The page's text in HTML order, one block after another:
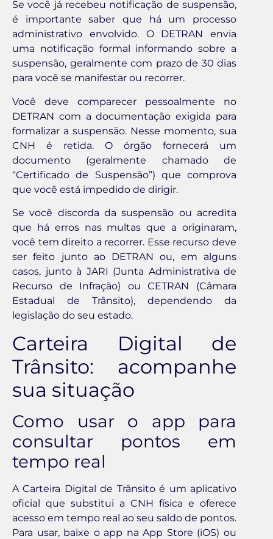
Se você já recebeu notificação de suspensão,
é importante saber que há um processo
administrativo envolvido. O DETRAN envia
uma notificação formal informando sobre a
suspensão, geralmente com prazo de 30 dias
para você se manifestar ou recorrer.
Você deve comparecer pessoalmente no
DETRAN com a documentação exigida para
formalizar a suspensão. Nesse momento, sua
CNH é retida. O órgão fornecerá um
documento (geralmente chamado de
“Certificado de Suspensão”) que comprova
que você está impedido de dirigir.
Se você discorda da suspensão ou acredita
que há erros nas multas que a originaram,
você tem direito a recorrer. Esse recurso deve
ser feito junto ao DETRAN ou, em alguns
casos, junto à JARI (Junta Administrativa de
Recurso de Infração) ou CETRAN (Câmara
Estadual de Trânsito), dependendo da
legislação do seu estado.
Carteira Digital de
Trânsito: acompanhe
sua situação
Como usar o app para
consultar pontos em
tempo real
A Carteira Digital de Trânsito é um aplicativo
oficial que substitui a CNH física e oferece
acesso em tempo real ao seu saldo de pontos.
Para usar, baixe o app na App Store (iOS) ou